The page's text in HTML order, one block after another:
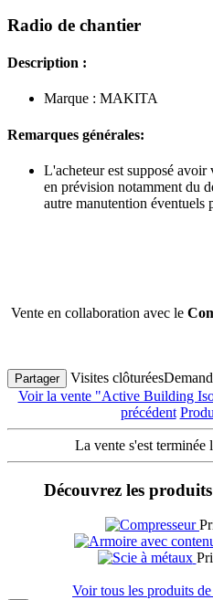
Radio de chantier
Description :
Marque : MAKITA
Remarques générales:
L'acheteur est supposé avoir
en prévision notamment du
autre manutention éventuels
Vente en collaboration avec le
Partager Visites clôturées
Voir la vente "Active Building
précédent
La vente s'est terminée
Découvrez les
Voir tous les produits